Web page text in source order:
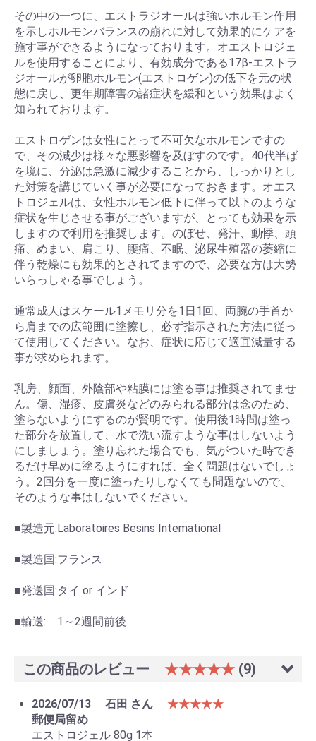
その中の一つに、エストラジオールは強いホルモン作用
を示しホルモンバランスの崩れに対して効果的にケアを
施す事ができるようになっております。オエストロジェ
ルを使用することにより、有効成分である17β-エストラ
ジオールが卵胞ホルモン(エストロゲン)の低下を元の状
態に戻し、更年期障害の諸症状を緩和という効果はよく
知られております。
エストロゲンは女性にとって不可欠なホルモンですの
で、その減少は様々な悪影響を及ぼすのです。40代半ば
を境に、分泌は急激に減少することから、しっかりとし
た対策を講じていく事が必要になっておきます。オエス
トロジェルは、女性ホルモン低下に伴って以下のような
症状を生じさせる事がございますが、とっても効果を示
しますので利用を推奨します。のぼせ、発汗、動悸、頭
痛、めまい、肩こり、腰痛、不眠、泌尿生殖器の萎縮に
伴う乾燥にも効果的とされてますので、必要な方は大勢
いらっしゃる事でしょう。
通常成人はスケール1メモリ分を1日1回、両腕の手首か
ら肩までの広範囲に塗擦し、必ず指示された方法に従っ
て使用してください。なお、症状に応じて適宜減量する
事が求められます。
乳房、顔面、外陰部や粘膜には塗る事は推奨されてませ
ん。傷、湿疹、皮膚炎などのみられる部分は念のため、
塗らないようにするのが賢明です。使用後1時間は塗っ
た部分を放置して、水で洗い流すような事はしないよう
にしましょう。塗り忘れた場合でも、気がついた時でき
るだけ早めに塗るようにすれば、全く問題はないでしょ
う。2回分を一度に塗ったりしなくても問題ないので、
そのような事はしないでください。
■製造元:Laboratoires Besins Intemational
■製造国:フランス
■発送国:タイ or インド
■輸送: 1～2週間前後
この商品のレビュー ★★★★★ (9)
2026/07/13 石田 さん
★★★★★
郵便局留め
エストロジェル 80g 1本